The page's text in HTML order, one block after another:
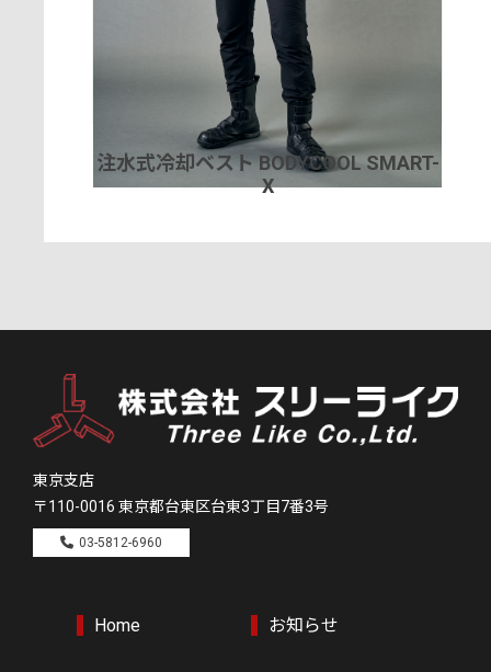
注水式冷却ベスト BODYCOOL SMART-
X
東京支店
〒110-0016 東京都台東区台東3丁目7番3号
03-5812-6960
Home お知らせ